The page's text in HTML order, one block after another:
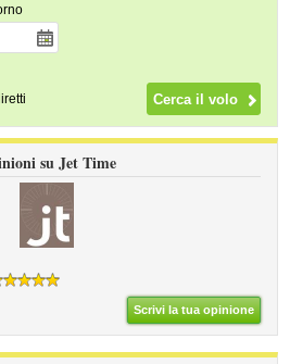
su Jet Time
Scrivi la tua opinione